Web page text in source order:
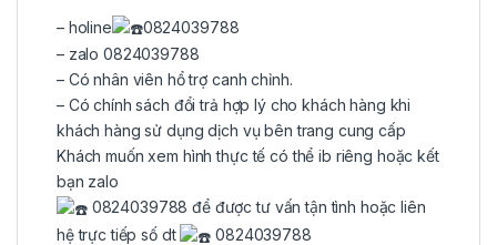
– holine
0824039788
– zalo 0824039788
– Có nhân viên hổ trợ canh chỉnh.
– Có chính sách đổi trả hợp lý cho khách hàng khi
khách hàng sử dụng dịch vụ bên trang cung cấp
Khách muốn xem hình thực tế có thể ib riêng hoặc kết
bạn zalo
0824039788 để được tư vấn tận tình hoặc liên
hệ trực tiếp số dt
0824039788